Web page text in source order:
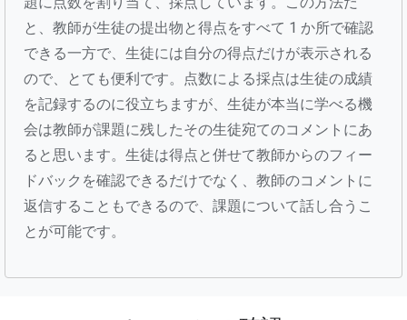
と、教師が生徒の提出物と得点をすべて 1 か所で確認
できる一方で、生徒には自分の得点だけが表示される
ので、とても便利です。点数による採点は生徒の成績
を記録するのに役立ちますが、生徒が本当に学べる機
会は教師が課題に残したその生徒宛てのコメントにあ
ると思います。生徒は得点と併せて教師からのフィー
ドバックを確認できるだけでなく、教師のコメントに
返信することもできるので、課題について話し合うこ
とが可能です。